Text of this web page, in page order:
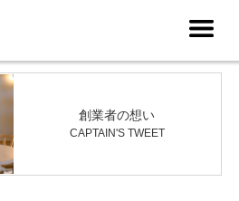
創業者の想い
CAPTAIN'S TWEET